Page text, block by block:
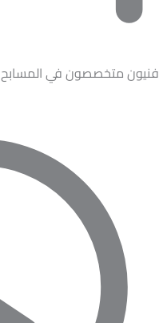
فنيون متخصصون في المسابح